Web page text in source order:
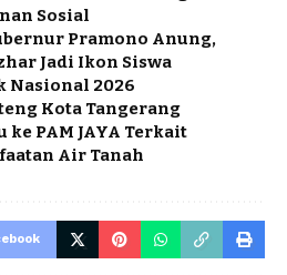
Sosial
Pramono Anung,
Jadi Ikon Siswa
Nasional 2026
Kota Tangerang
PAM JAYA Terkait
Air Tanah